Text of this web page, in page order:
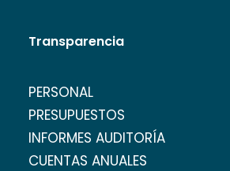
Transparencia
PERSONAL
PRESUPUESTOS
INFORMES AUDITORÍA
CUENTAS ANUALES